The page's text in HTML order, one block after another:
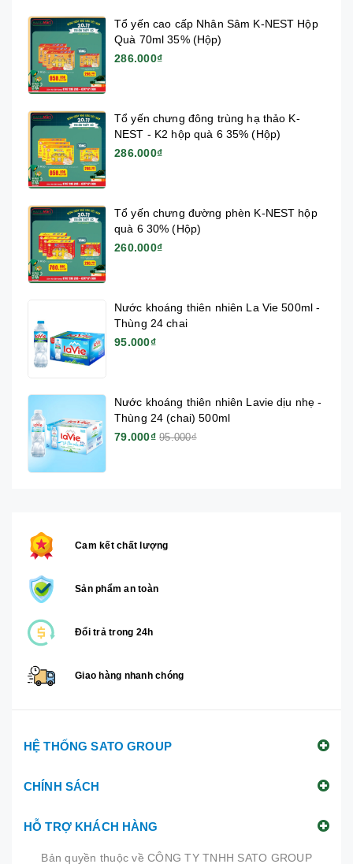
Tổ yến cao cấp Nhân Sâm K-NEST Hộp
Quà 70ml 35% (Hộp)
286.000₫
Tổ yến chưng đông trùng hạ thảo K-
NEST - K2 hộp quà 6 35% (Hộp)
286.000₫
Tổ yến chưng đường phèn K-NEST hộp
quà 6 30% (Hộp)
260.000₫
Nước khoáng thiên nhiên La Vie 500ml -
Thùng 24 chai
95.000₫
Nước khoáng thiên nhiên Lavie dịu nhẹ -
Thùng 24 (chai) 500ml
79.000₫ 95.000₫
Cam kết chất lượng
Sản phẩm an toàn
Đổi trả trong 24h
Giao hàng nhanh chóng
HỆ THỐNG SATO GROUP
CHÍNH SÁCH
HỖ TRỢ KHÁCH HÀNG
Bản quyền thuộc về CÔNG TY TNHH SATO GROUP